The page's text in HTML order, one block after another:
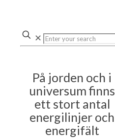
✕
På jorden och i
universum finns
ett stort antal
energilinjer och
energifält